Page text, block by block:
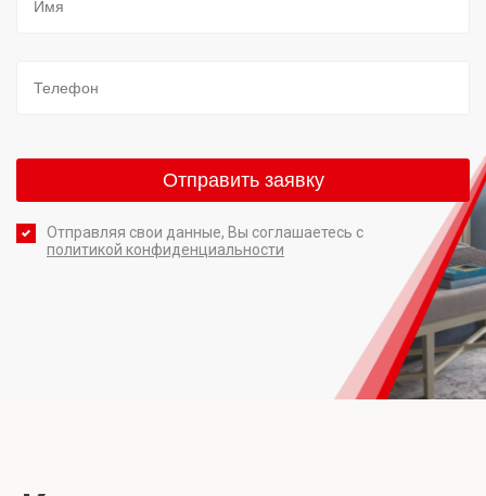
Отправляя свои данные, Вы соглашаетесь с
политикой конфиденциальности